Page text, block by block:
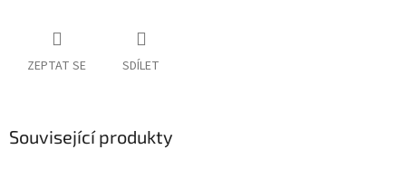
ZEPTAT SE SDÍLET
Související produkty